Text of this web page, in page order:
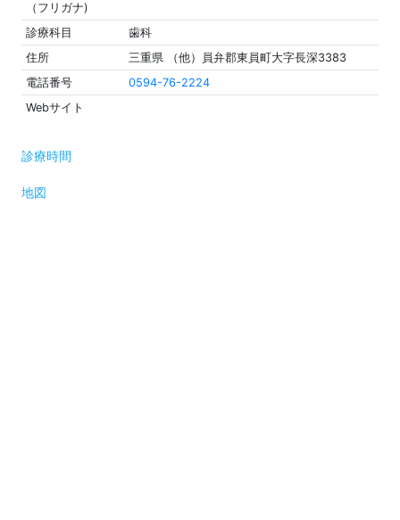
（フリガナ)
診療科目
歯科
住所
三重県 （他）員弁郡東員町大字長深3383
電話番号
0594-76-2224
Webサイト
診療時間
地図